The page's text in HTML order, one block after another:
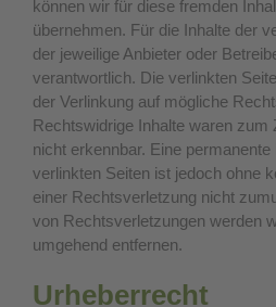
können wir für diese fremden
übernehmen. Für die Inhalte der
der jeweilige Anbieter oder
verantwortlich. Die verlinkten
der Verlinkung auf mögliche
Rechtswidrige Inhalte waren zum
nicht erkennbar. Eine
verlinkten Seiten ist jedoch ohne
einer Rechtsverletzung nicht
von Rechtsverletzungen werden
umgehend entfernen.
Urheberrecht